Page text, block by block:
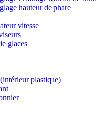
hauteur de phare
vitesse
glaces
plastique)